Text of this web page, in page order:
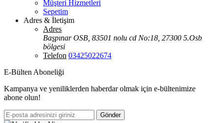
Müşteri Hizmetleri
Sepetim
Adres & İletişim
Adres
Başpınar OSB, 83501 nolu cd No:18, 27300 5.Osb
bölgesi
Telefon 03425022674
E-Bülten Aboneliği
Kampanya ve yeniliklerden haberdar olmak için e-bültenimize
abone olun!
Gönder